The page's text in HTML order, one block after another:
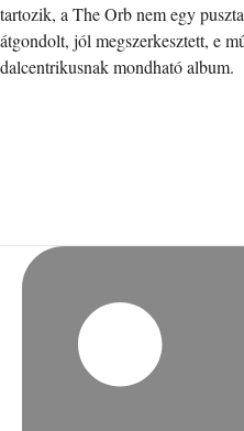
tartozik, a The Orb nem egy
átgondolt, jól megszerkesztett, e
dalcentrikusnak mondható album.